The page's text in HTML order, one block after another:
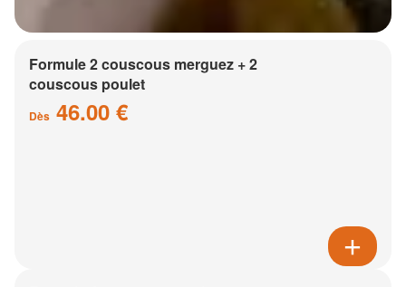
Formule 2 couscous merguez + 2
couscous poulet
Dès 46.00 €